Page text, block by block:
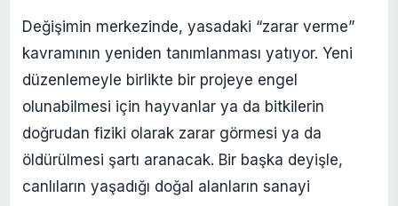
Değişimin merkezinde, yasadaki “zarar verme”
kavramının yeniden tanımlanması yatıyor. Yeni
düzenlemeyle birlikte bir projeye engel
olunabilmesi için hayvanlar ya da bitkilerin
doğrudan fiziki olarak zarar görmesi ya da
öldürülmesi şartı aranacak. Bir başka deyişle,
canlıların yaşadığı doğal alanların sanayi